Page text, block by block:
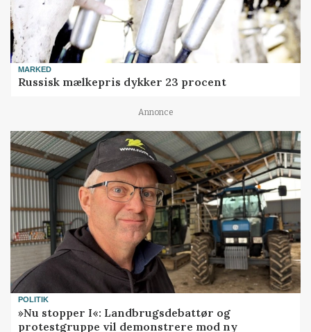
MARKED
Russisk mælkepris dykker 23 procent
Annonce
POLITIK
»Nu stopper I«: Landbrugsdebattør og
protestgruppe vil demonstrere mod ny